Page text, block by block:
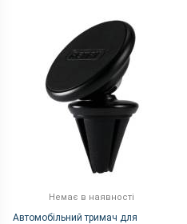
Немає в наявності
Автомобільний тримач для